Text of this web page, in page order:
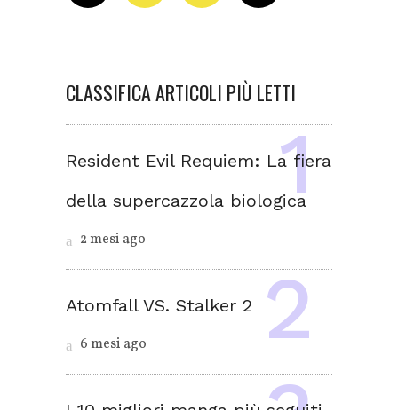
CLASSIFICA ARTICOLI PIÙ LETTI
Resident Evil Requiem: La fiera
della supercazzola biologica
2 mesi ago
Atomfall VS. Stalker 2
6 mesi ago